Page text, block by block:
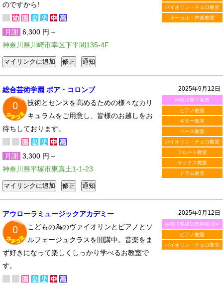
バイオリン・チェロ教室
ボーカル・声楽教室
のですから!
月謝 6,300 円～
神奈川県川崎市幸区下平間135-4F
2025年9月12日
神奈川県平塚市
ピアノ教室
ギター教室
ベース教室
バイオリン・チェロ教室
フルート教室
サックス教室
ドラム教室
総合芸術学園 ボア・コロンブ
0
技術とセンスを高めるための様々なカリ
キュラムをご用意し、皆様のお越しをお
待ちしております。
月謝 3,300 円～
神奈川県平塚市東真土1-1-23
2025年9月12日
神奈川県横浜市神奈川区
ピアノ教室
バイオリン・チェロ教室
アウローラミュージックアカデミー
0
こどもの為のヴァイオリンとピアノとソ
ルフェージュクラスを開講中。音楽をま
ず好きになって楽しくしっかり学べるお教室で
す。